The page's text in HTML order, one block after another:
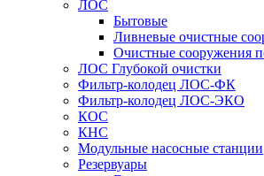
ЛОС
Бытовые
Ливневые очистные
Очистные сооружения
ЛОС Глубокой очистки
Фильтр-колодец ЛОС-ФК
Фильтр-колодец ЛОС-ЭКО
КОС
КНС
Модульные насосные станции
Резервуары